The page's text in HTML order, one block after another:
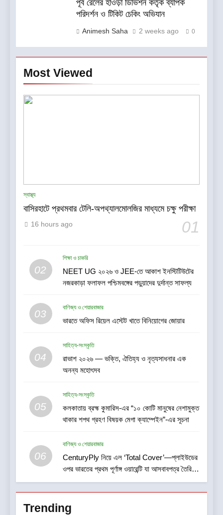
পূর্ব রেলের হাওড়া ডিভিশন কর্তৃক ব্যাপক
পরিদর্শন ও টিকিট চেকিং অভিযান
Animesh Saha 2 weeks ago 0
Most Viewed
স্বাস্থ্য
বাসিরহাটে প্রথমবার টেলি-অপথ্যালমোলজির মাধ্যমে চক্ষু পরীক্ষা
01
16 hours ago
02
শিক্ষা ও চাকরি
NEET UG ২০২৬ ও JEE-তে আকাশ ইনস্টিটিউটের
নজরকাড়া ফলাফল পশ্চিমবঙ্গের পড়ুয়াদের দুর্দান্ত সাফল্য
03
বাণিজ্য ও শেয়ারবাজার
ভারতে অফিস রিয়েল এস্টেট খাতে বিনিয়োগের জোয়ার
04
সাহিত্য-সংস্কৃতি
রাভাশ ২০২৬ — ভক্তি, ঐতিহ্য ও নৃত্যসাধনার এক
অনন্য মহোৎসব
05
সাহিত্য-সংস্কৃতি
কলকাতায় ব্রহ্ম কুমারিস-এর “১০ কোটি মানুষের নেশামুক্ত
থাকার শপথ গ্রহণ বিষয়ক মেগা ক্যাম্পেইন”-এর সূচনা
06
বাণিজ্য ও শেয়ারবাজার
CenturyPly নিয়ে এল ‘Total Cover’—প্লাইউডের
ওপর ভারতের প্রথম পূর্ণাঙ্গ ওয়ারেন্টি যা আসবাবপত্র তৈরির
সম্পূর্ণ খরচ পুষিয়ে দেয়
Trending